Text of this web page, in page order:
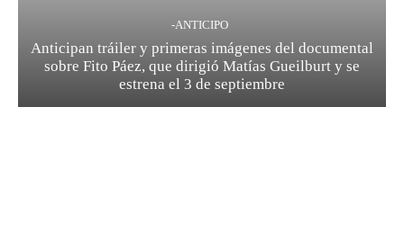
-ANTICIPO
Anticipan tráiler y primeras imágenes del documental
sobre Fito Páez, que dirigió Matías Gueilburt y se
estrena el 3 de septiembre